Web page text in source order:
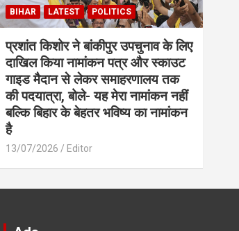
BIHAR LATEST POLITICS
प्रशांत किशोर ने बांकीपुर उपचुनाव के लिए
दाखिल किया नामांकन पत्र और स्काउट
गाइड मैदान से लेकर समाहरणालय तक
की पदयात्रा, बोले- यह मेरा नामांकन नहीं
बल्कि बिहार के बेहतर भविष्य का नामांकन
है
13/07/2026 Editor